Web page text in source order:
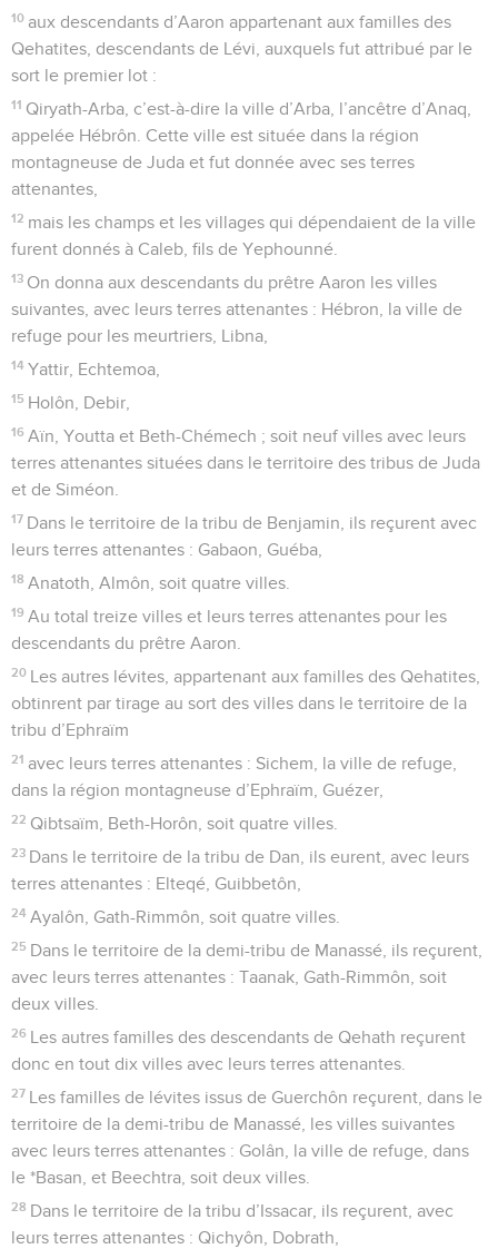
10 aux descendants d’Aaron appartenant aux familles des
Qehatites, descendants de Lévi, auxquels fut attribué par le
sort le premier lot :
11 Qiryath-Arba, c’est-à-dire la ville d’Arba, l’ancêtre d’Anaq,
appelée Hébrôn. Cette ville est située dans la région
montagneuse de Juda et fut donnée avec ses terres
attenantes,
12 mais les champs et les villages qui dépendaient de la ville
furent donnés à Caleb, fils de Yephounné.
13 On donna aux descendants du prêtre Aaron les villes
suivantes, avec leurs terres attenantes : Hébron, la ville de
refuge pour les meurtriers, Libna,
14 Yattir, Echtemoa,
15 Holôn, Debir,
16 Aïn, Youtta et Beth-Chémech ; soit neuf villes avec leurs
terres attenantes situées dans le territoire des tribus de Juda
et de Siméon.
17 Dans le territoire de la tribu de Benjamin, ils reçurent avec
leurs terres attenantes : Gabaon, Guéba,
18 Anatoth, Almôn, soit quatre villes.
19 Au total treize villes et leurs terres attenantes pour les
descendants du prêtre Aaron.
20 Les autres lévites, appartenant aux familles des Qehatites,
obtinrent par tirage au sort des villes dans le territoire de la
tribu d’Ephraïm
21 avec leurs terres attenantes : Sichem, la ville de refuge,
dans la région montagneuse d’Ephraïm, Guézer,
22 Qibtsaïm, Beth-Horôn, soit quatre villes.
23 Dans le territoire de la tribu de Dan, ils eurent, avec leurs
terres attenantes : Elteqé, Guibbetôn,
24 Ayalôn, Gath-Rimmôn, soit quatre villes.
25 Dans le territoire de la demi-tribu de Manassé, ils reçurent,
avec leurs terres attenantes : Taanak, Gath-Rimmôn, soit
deux villes.
26 Les autres familles des descendants de Qehath reçurent
donc en tout dix villes avec leurs terres attenantes.
27 Les familles de lévites issus de Guerchôn reçurent, dans le
territoire de la demi-tribu de Manassé, les villes suivantes
avec leurs terres attenantes : Golân, la ville de refuge, dans
le *Basan, et Beechtra, soit deux villes.
28 Dans le territoire de la tribu d’Issacar, ils reçurent, avec
leurs terres attenantes : Qichyôn, Dobrath,